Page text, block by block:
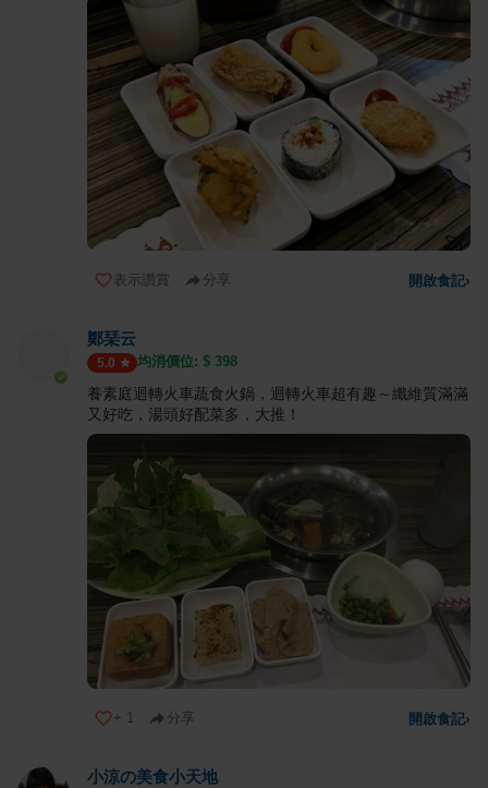
表示讚賞 分享 開啟食記›
鄭琹云
5.0 均消價位: $ 398
養素庭迴轉火車蔬食火鍋，迴轉火車超有趣～纖維質滿滿
又好吃，湯頭好配菜多，大推！
+ 1 分享 開啟食記›
小涼の美食小天地